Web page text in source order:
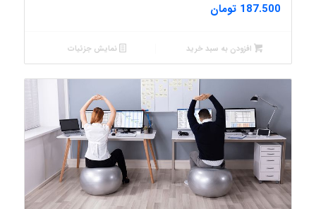
187.500 تومان
افزودن به سبد خرید نمایش جزئیات